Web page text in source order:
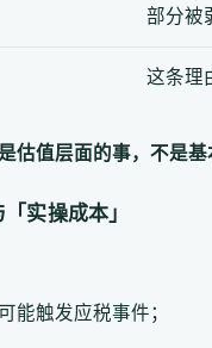
部分被
这条理
估值层面的事，不是
实操成本」
能触发应税事件；